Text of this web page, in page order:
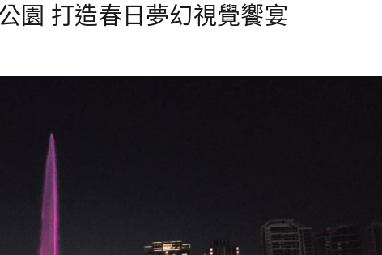
園 打造春日夢幻視覺饗宴